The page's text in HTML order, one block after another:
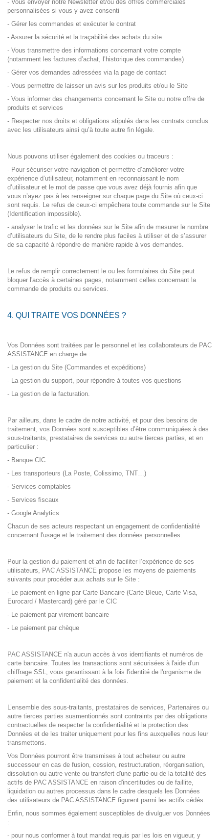
- Vous envoyer notre Newsletter et/ou des offres commerciales
personnalisées si vous y avez consenti
- Gérer les commandes et exécuter le contrat
- Assurer la sécurité et la traçabilité des achats du site
- Vous transmettre des informations concernant votre compte
(notamment les factures d’achat, l’historique des commandes)
- Gérer vos demandes adressées via la page de contact
- Vous permettre de laisser un avis sur les produits et/ou le Site
- Vous informer des changements concernant le Site ou notre offre de
produits et services
- Respecter nos droits et obligations stipulés dans les contrats conclus
avec les utilisateurs ainsi qu’à toute autre fin légale.
Nous pouvons utiliser également des cookies ou traceurs :
- Pour sécuriser votre navigation et permettre d’améliorer votre
expérience d’utilisateur, notamment en reconnaissant le nom
d’utilisateur et le mot de passe que vous avez déjà fournis afin que
vous n’ayez pas à les renseigner sur chaque page du Site où ceux-ci
sont requis. Le refus de ceux-ci empêchera toute commande sur le Site
(Identification impossible).
- analyser le trafic et les données sur le Site afin de mesurer le nombre
d’utilisateurs du Site, de le rendre plus faciles à utiliser et de s’assurer
de sa capacité à répondre de manière rapide à vos demandes.
Le refus de remplir correctement le ou les formulaires du Site peut
bloquer l'accès à certaines pages, notamment celles concernant la
commande de produits ou services.
4. QUI TRAITE VOS DONNÉES ?
Vos Données sont traitées par le personnel et les collaborateurs de PAC
ASSISTANCE en charge de :
- La gestion du Site (Commandes et expéditions)
- La gestion du support, pour répondre à toutes vos questions
- La gestion de la facturation.
Par ailleurs, dans le cadre de notre activité, et pour des besoins de
traitement, vos Données sont susceptibles d’être communiquées à des
sous-traitants, prestataires de services ou autre tierces parties, et en
particulier :
- Banque CIC
- Les transporteurs (La Poste, Colissimo, TNT…)
- Services comptables
- Services fiscaux
- Google Analytics
Chacun de ses acteurs respectant un engagement de confidentialité
concernant l'usage et le traitement des données personnelles.
Pour la gestion du paiement et afin de faciliter l’expérience de ses
utilisateurs, PAC ASSISTANCE propose les moyens de paiements
suivants pour procéder aux achats sur le Site :
- Le paiement en ligne par Carte Bancaire (Carte Bleue, Carte Visa,
Eurocard / Mastercard) géré par le CIC
- Le paiement par virement bancaire
- Le paiement par chèque
PAC ASSISTANCE n'a aucun accès à vos identifiants et numéros de
carte bancaire. Toutes les transactions sont sécurisées à l'aide d'un
chiffrage SSL, vous garantissant à la fois l'identité de l'organisme de
paiement et la confidentialité des données.
L’ensemble des sous-traitants, prestataires de services, Partenaires ou
autre tierces parties susmentionnés sont contraints par des obligations
contractuelles de respecter la confidentialité et la protection des
Données et de les traiter uniquement pour les fins auxquelles nous leur
transmettons.
Vos Données pourront être transmises à tout acheteur ou autre
successeur en cas de fusion, cession, restructuration, réorganisation,
dissolution ou autre vente ou transfert d'une partie ou de la totalité des
actifs de PAC ASSISTANCE en raison d'incertitudes ou de faillite,
liquidation ou autres processus dans le cadre desquels les Données
des utilisateurs de PAC ASSISTANCE figurent parmi les actifs cédés.
Enfin, nous sommes également susceptibles de divulguer vos Données
:
- pour nous conformer à tout mandat requis par les lois en vigueur, y